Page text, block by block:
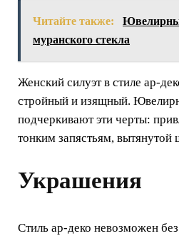
Читайте также:
муранского стекла
Женский силуэт в стиле ар-
стройный и изящный.
подчеркивают эти черты:
тонким запястьям, вытянутой
Украшения
Стиль ар-деко невозможен